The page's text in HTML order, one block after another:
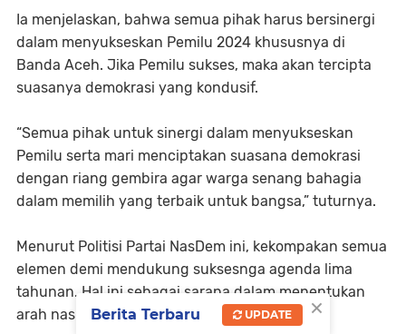
Ia menjelaskan, bahwa semua pihak harus bersinergi
dalam menyukseskan Pemilu 2024 khususnya di
Banda Aceh. Jika Pemilu sukses, maka akan tercipta
suasanya demokrasi yang kondusif.
“Semua pihak untuk sinergi dalam menyukseskan
Pemilu serta mari menciptakan suasana demokrasi
dengan riang gembira agar warga senang bahagia
dalam memilih yang terbaik untuk bangsa,” tuturnya.
Menurut Politisi Partai NasDem ini, kekompakan semua
elemen demi mendukung suksesnga agenda lima
tahunan. Hal ini sebagai sarana dalam menentukan
arah nasib bangsa ke depan.
×
Berita Terbaru UPDATE